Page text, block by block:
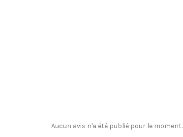
Aucun avis n'a été publié pour le moment.